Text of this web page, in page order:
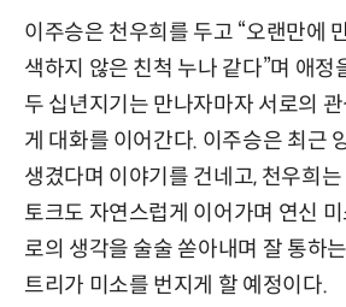
이주승은 천우희를 두고 “오랜만에
색하지 않은 친척 누나 같다”며 애정
두 십년지기는 만나자마자 서로의
게 대화를 이어간다. 이주승은 최근
생겼다며 이야기를 건네고, 천우희
토크도 자연스럽게 이어가며 연신
로의 생각을 술술 쏟아내며 잘 통하
트리가 미소를 번지게 할 예정이다.